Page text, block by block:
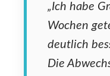
„Ich habe
Wochen
deutlich
Die